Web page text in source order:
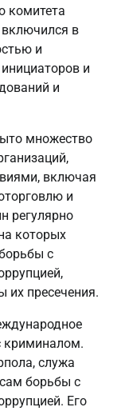
комитета
в
и
и
и
множество
включая
и
регулярно
которых
с
их пресечения.
криминалом.
служа
борьбы с
Его